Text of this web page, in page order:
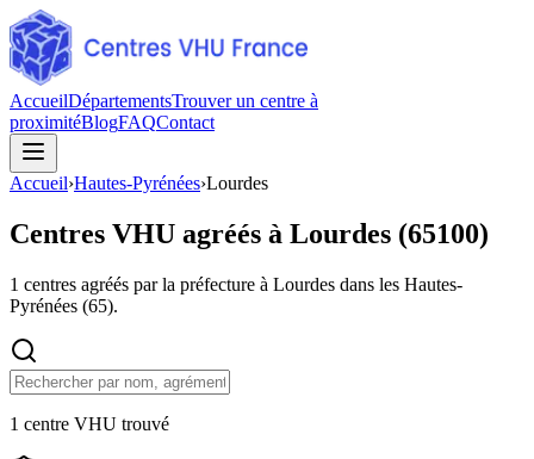
AccueilDépartementsTrouver un centre à
proximitéBlogFAQContact
Accueil›Hautes-Pyrénées›Lourdes
Centres VHU agréés à Lourdes (65100)
1 centres agréés par la préfecture à Lourdes dans les Hautes-
Pyrénées (65).
1 centre VHU trouvé